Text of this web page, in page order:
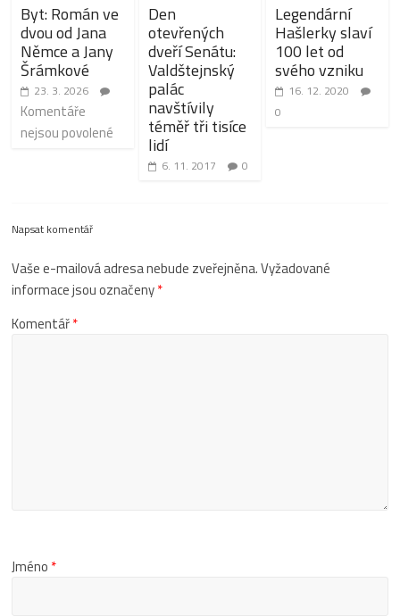
Byt: Román ve
dvou od Jana
Němce a Jany
Šrámkové
23. 3. 2026
Komentáře
nejsou povolené
Den
otevřených
dveří Senátu:
Valdštejnský
palác
navštívily
téměř tři tisíce
lidí
6. 11. 2017 0
Legendární
Hašlerky slaví
100 let od
svého vzniku
16. 12. 2020
0
Napsat komentář
Vaše e-mailová adresa nebude zveřejněna.Vyžadované
informace jsou označeny*
Komentář*
Jméno *